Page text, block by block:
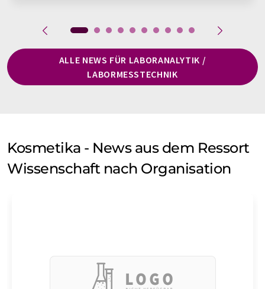
ALLE NEWS FÜR LABORANALYTIK /
LABORMESSTECHNIK
Kosmetika - News aus dem Ressort
Wissenschaft nach Organisation